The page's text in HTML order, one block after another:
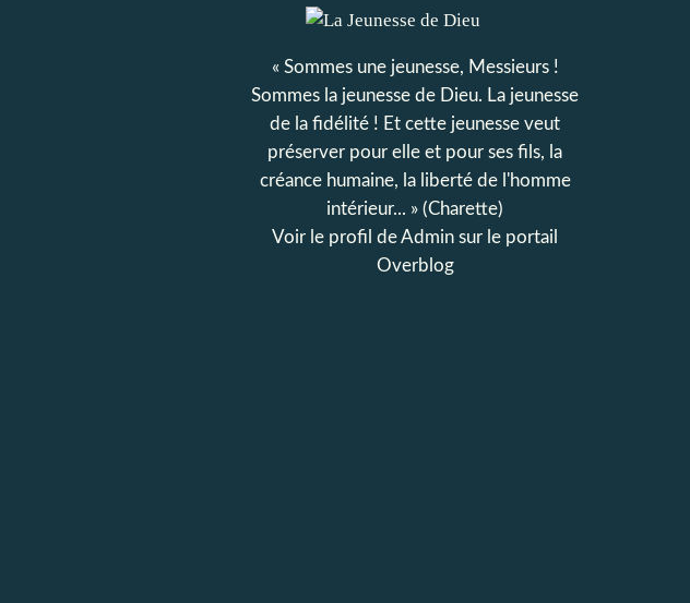
« Sommes une jeunesse, Messieurs !
Sommes la jeunesse de Dieu. La jeunesse
de la fidélité ! Et cette jeunesse veut
préserver pour elle et pour ses fils, la
créance humaine, la liberté de l'homme
intérieur... » (Charette)
Voir le profil deAdmin sur le portail
Overblog